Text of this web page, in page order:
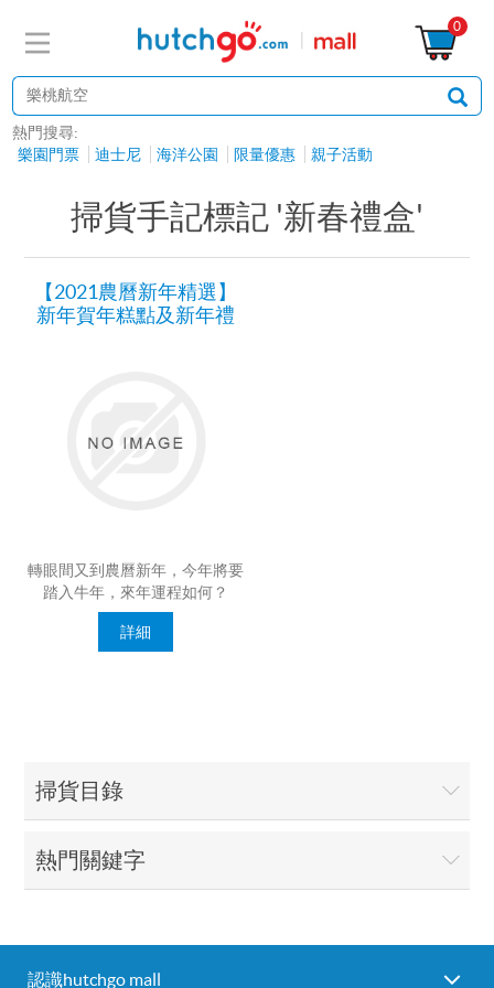
0
熱門搜尋:
樂園門票
迪士尼 海洋公園 限量優惠 親子活動
掃貨手記標記 '新春禮盒'
【2021農曆新年精選】
新年賀年糕點及新年禮
轉眼間又到農曆新年，今年將要
踏入牛年，來年運程如何？
hutchgo mall 圑隊祝你有更好的
一年，事事順利，心想事成，身
詳細
掃貨目錄
熱門關鍵字
認識hutchgo mall